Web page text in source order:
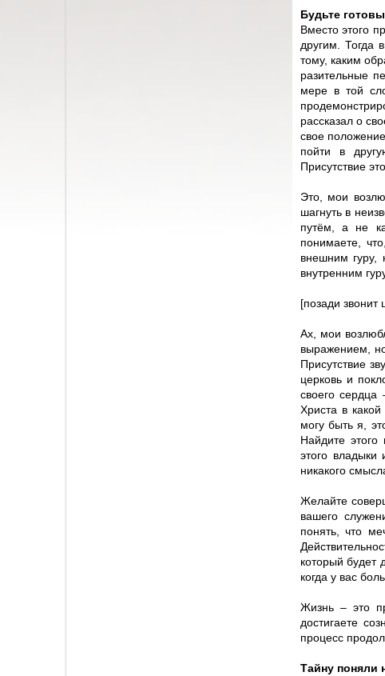
Будьте
Вместо этого
другим. Тогда
тому, каким
разительные
мере в той
рассказал о
свое
пойти в
Присутствие
Это, мои
шагнуть в
путём, а не
понимаете,
внешним гуру,
внутренним
[позади звонит
Ах, мои
выражением,
Присутствие
церковь и
своего сердца
Христа в
могу быть я,
Найдите
этого
никакого
Желайте
вашего
понять, что
который будет
когда у вас
Жизнь – это
достигаете
процесс
Тайну поняли